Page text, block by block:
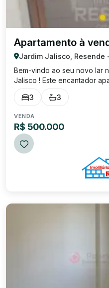
Apartamento à
Jardim Jalisco, Resende
Bem-vindo ao seu novo lar
Jalisco ! Este encantador
oferece tudo o que você
e estilo. Dormitórios: 3
3 3
VENDA
R$ 500.000